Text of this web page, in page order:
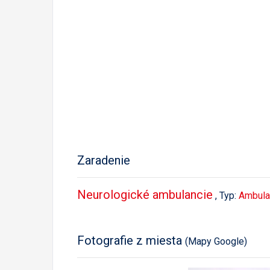
Zaradenie
Neurologické ambulancie , Typ:
Fotografie z miesta (Mapy Google)